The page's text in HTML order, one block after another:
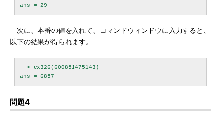
次に、本番の値を入れて、コマンドウィンドウに入力すると、
以下の結果が得られます。
--> ex326(600851475143)
問題4